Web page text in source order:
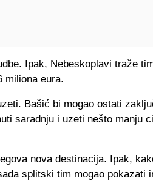
Ipak, Nebeskoplavi traže
miliona eura.
Bašić bi mogao ostati
saradnju i uzeti nešto manju
nova destinacija. Ipak,
splitski tim mogao pokazati